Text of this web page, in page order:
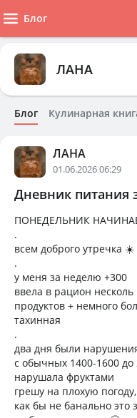
Блог
ЛАНА
Блог Кулинарная
ЛАНА
01.06.2026 06:29
Дневник питания
ПОНЕДЕЛЬНИК
.
всем доброго утречка ☀️
.
у меня за неделю +300
ввела в рацион
продуктов + немного
тахинная
.
два дня были
с обычных 1400-1600 до
нарушала фруктами
грешу на плохую погоду,
как бы не банально это